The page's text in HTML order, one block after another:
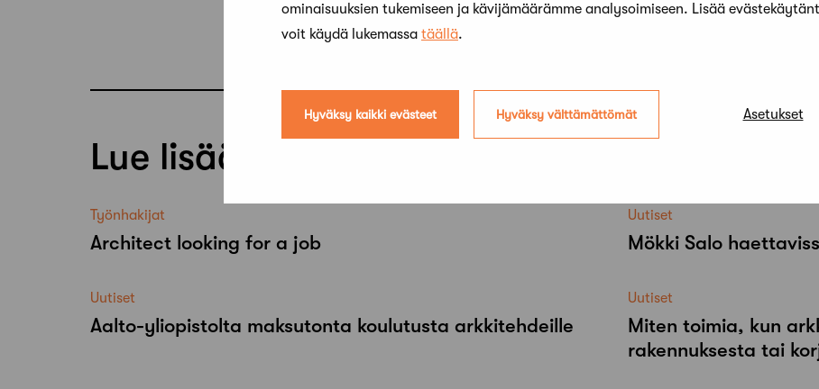
ominaisuuksien tukemiseen ja kävijämäärämme analysoimiseen. Lisää
voit käydä lukemassa täällä.
Hyväksy kaikki evästeet Hyväksy välttämättömät Asetukset
Lue lisää
Työnhakijat
Architect looking for a job
Uutiset
Mökki Salo
Uutiset
Aalto-​yliopistolta maksutonta koulutusta arkkitehdeille
Uutiset
Miten toimia, kun
rakennuksesta tai